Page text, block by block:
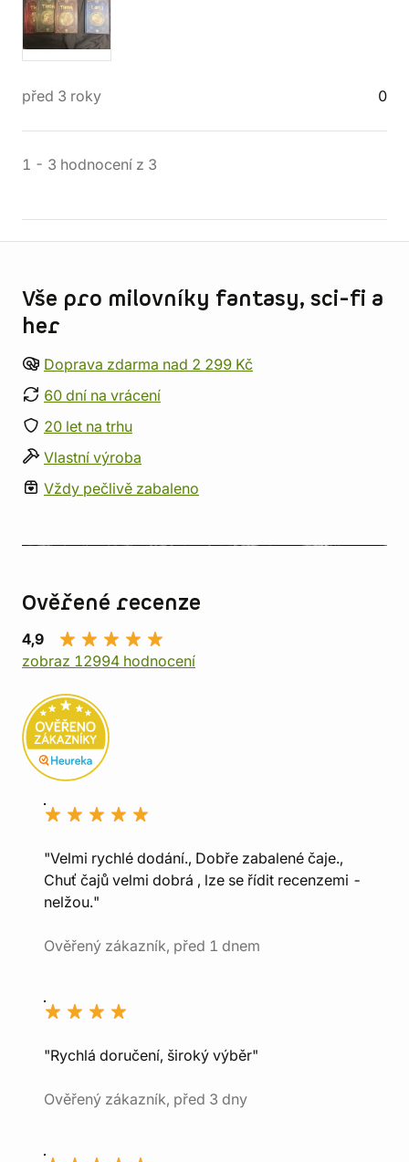
před 3 roky 0
1 - 3 hodnocení z 3
Vše pro milovníky fantasy, sci-fi a
her
Doprava zdarma nad 2 299 Kč
60 dní na vrácení
20 let na trhu
Vlastní výroba
Vždy pečlivě zabaleno
Ověřené recenze
4,9
zobraz 12994 hodnocení
"Velmi rychlé dodání., Dobře zabalené čaje.,
Chuť čajů velmi dobrá , lze se řídit recenzemi -
nelžou."
Ověřený zákazník, před 1 dnem
"Rychlá doručení, široký výběr"
Ověřený zákazník, před 3 dny